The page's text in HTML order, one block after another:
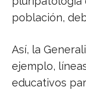
población,
Así, la
ejemplo,
educativos